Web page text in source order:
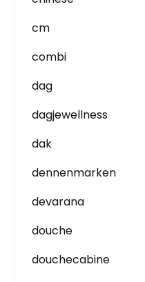
cm
combi
dag
dagjewellness
dak
dennenmarken
devarana
douche
douchecabine